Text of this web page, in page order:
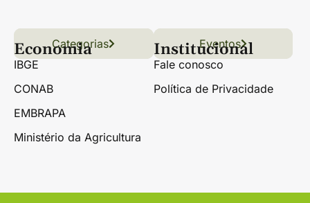
Links úteis
Conteúdo Grãos
Florestas Hortifrúti
Categorias Eventos
Economia
IBGE
CONAB
EMBRAPA
Ministério da Agricultura
Institucional
Fale conosco
Política de Privacidade